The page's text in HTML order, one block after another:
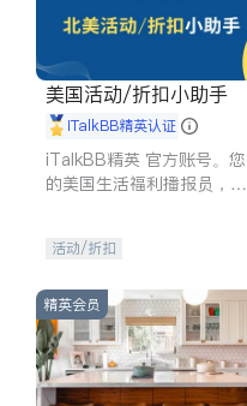
美国活动/折扣小助手
iTalkBB精英认证
iTalkBB精英 官方账号。您
的美国生活福利播报员，精
专属福利。
活动/折扣
精英会员